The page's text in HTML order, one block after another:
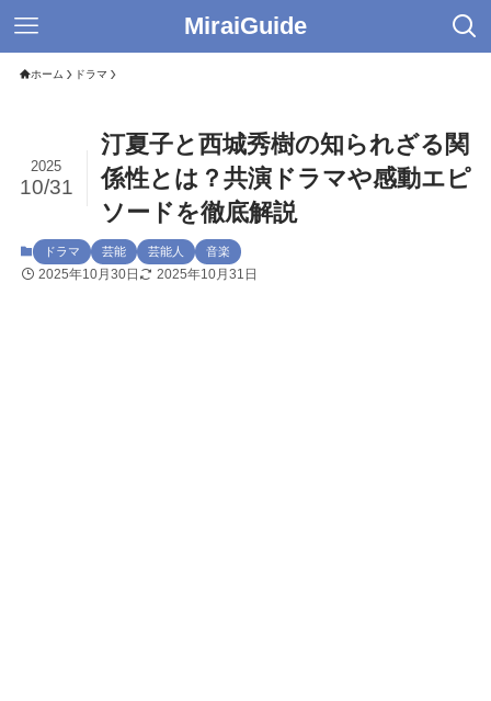
MiraiGuide
ホーム ドラマ
汀夏子と西城秀樹の知られざる関
係性とは？共演ドラマや感動エピ
ソードを徹底解説
2025
10/31
ドラマ 芸能 芸能人 音楽
2025年10月30日 2025年10月31日